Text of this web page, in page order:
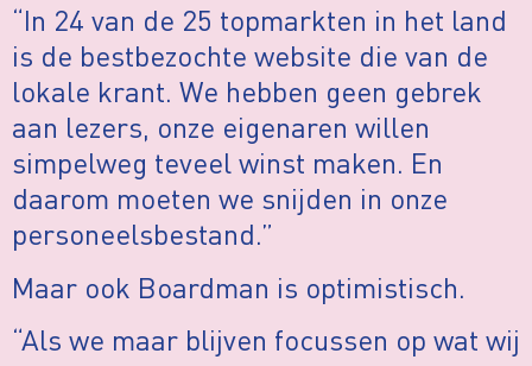
“In 24 van de 25 topmarkten in het land
is de bestbezochte website die van de
lokale krant. We hebben geen gebrek
aan lezers, onze eigenaren willen
simpelweg teveel winst maken. En
daarom moeten we snijden in onze
personeelsbestand.”
Maar ook Boardman is optimistisch.
“Als we maar blijven focussen op wat wij